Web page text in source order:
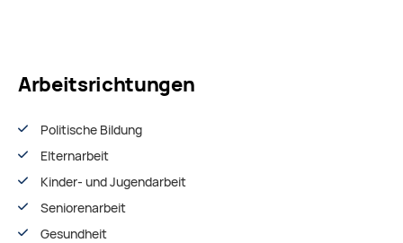
Arbeitsrichtungen
Politische Bildung
Elternarbeit
Kinder- und Jugendarbeit
Seniorenarbeit
Gesundheit